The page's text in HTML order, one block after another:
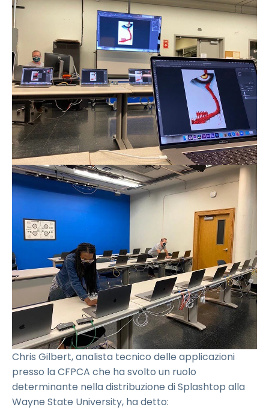
Chris Gilbert, analista tecnico delle applicazioni
presso la CFPCA che ha svolto un ruolo
determinante nella distribuzione di Splashtop alla
Wayne State University, ha detto: